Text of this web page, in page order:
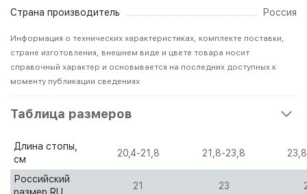
Страна производитель Россия
Информация о технических характеристиках, комплекте поставки,
стране изготовления, внешнем виде и цвете товара носит
справочный характер и основывается на последних доступных к
моменту публикации сведениях
Таблица размеров
Длина стопы,
см
20,4-21,8 21,8-23,8
Российский
21 23